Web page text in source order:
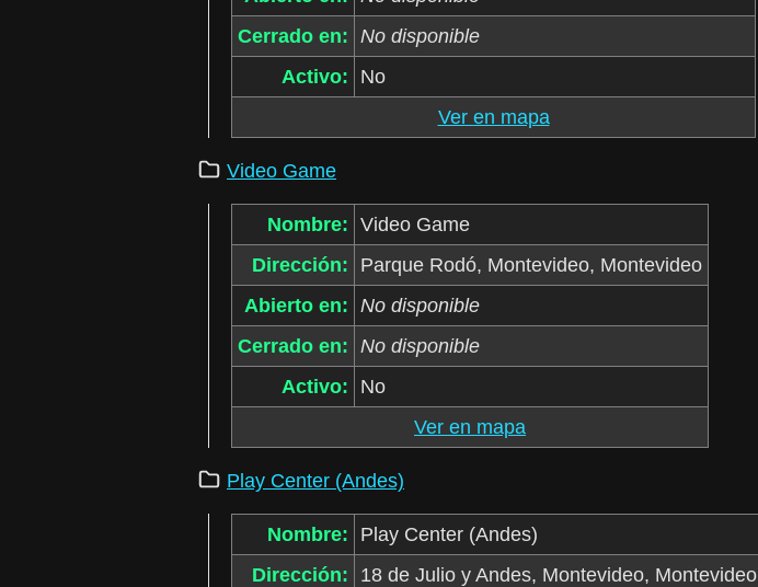
Cerrado en: No disponible
Activo:
No
Ver en mapa
Video Game
Nombre: Video Game
Dirección:
Parque Rodó, Montevideo, Montevideo
Abierto en: No disponible
Cerrado en: No disponible
Activo:
No
Ver en mapa
Play Center (Andes)
Nombre:
Play Center (Andes)
Dirección:
18 de Julio y Andes, Montevideo, Montevideo